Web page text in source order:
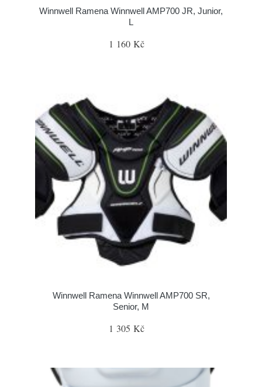
Winnwell Ramena Winnwell AMP700 JR, Junior,
L
1 160 Kč
Winnwell Ramena Winnwell AMP700 SR,
Senior, M
1 305 Kč